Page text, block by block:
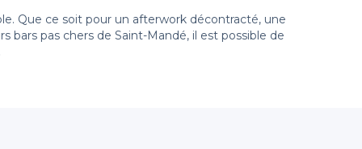
Que ce soit pour un afterwork décontracté, une
pas chers de Saint-Mandé, il est possible de
utilisateurs de réserver facilement en ligne. En
budgets. Que vous recherchiez un endroit pour